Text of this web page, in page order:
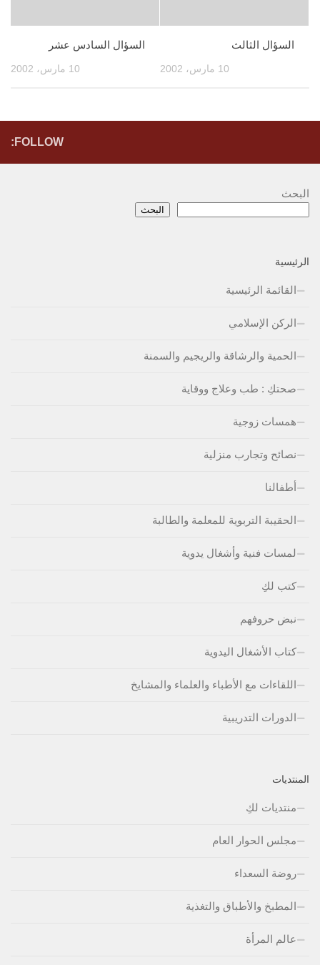
السؤال السادس عشر
10 مارس، 2002
السؤال الثالث
10 مارس، 2002
FOLLOW:
البحث
البحث
الرئيسية
القائمة الرئيسية
الركن الإسلامي
الحمية والرشاقة والريجيم والسمنة
صحتكِ : طب وعلاج ووقاية
همسات زوجية
نصائح وتجارب منزلية
أطفالنا
الحقيبة التربوية للمعلمة والطالبة
لمسات فنية وأشغال يدوية
كتب لكِ
نبض حروفهم
كتاب الأشغال اليدوية
اللقاءات مع الأطباء والعلماء والمشايخ
الدورات التدريبية
المنتديات
منتديات لكِ
مجلس الحوار العام
روضة السعداء
المطبخ والأطباق والتغذية
عالم المرأة